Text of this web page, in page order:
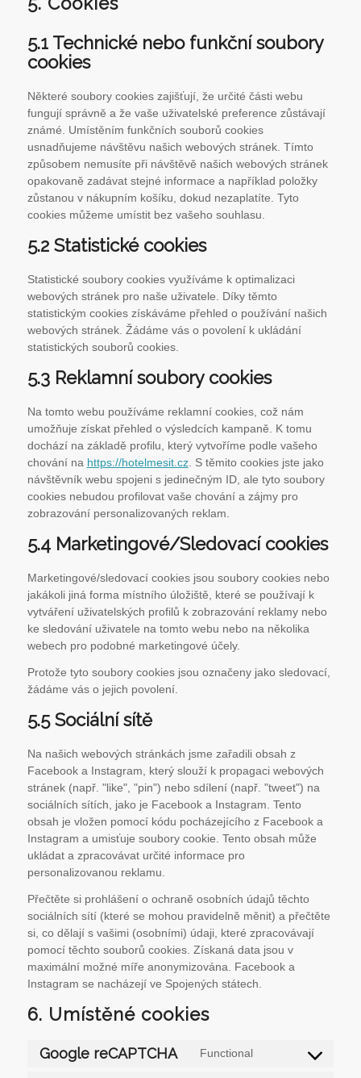
5.1 Technické nebo funkční soubory
cookies
Některé soubory cookies zajišťují, že určité části webu
fungují správně a že vaše uživatelské preference zůstávají
známé. Umístěním funkčních souborů cookies
usnadňujeme návštěvu našich webových stránek. Tímto
způsobem nemusíte při návštěvě našich webových stránek
opakovaně zadávat stejné informace a například položky
zůstanou v nákupním košíku, dokud nezaplatíte. Tyto
cookies můžeme umístit bez vašeho souhlasu.
5.2 Statistické cookies
Statistické soubory cookies využíváme k optimalizaci
webových stránek pro naše uživatele. Díky těmto
statistickým cookies získáváme přehled o používání našich
webových stránek. Žádáme vás o povolení k ukládání
statistických souborů cookies.
5.3 Reklamní soubory cookies
Na tomto webu používáme reklamní cookies, což nám
umožňuje získat přehled o výsledcích kampaně. K tomu
dochází na základě profilu, který vytvoříme podle vašeho
chování na https://hotelmesit.cz. S těmito cookies jste jako
návštěvník webu spojeni s jedinečným ID, ale tyto soubory
cookies nebudou profilovat vaše chování a zájmy pro
zobrazování personalizovaných reklam.
5.4 Marketingové/Sledovací cookies
Marketingové/sledovací cookies jsou soubory cookies nebo
jakákoli jiná forma místního úložiště, které se používají k
vytváření uživatelských profilů k zobrazování reklamy nebo
ke sledování uživatele na tomto webu nebo na několika
webech pro podobné marketingové účely.
Protože tyto soubory cookies jsou označeny jako sledovací,
žádáme vás o jejich povolení.
5.5 Sociální sítě
Na našich webových stránkách jsme zařadili obsah z
Facebook a Instagram, který slouží k propagaci webových
stránek (např. "like", "pin") nebo sdílení (např. "tweet") na
sociálních sítích, jako je Facebook a Instagram. Tento
obsah je vložen pomocí kódu pocházejícího z Facebook a
Instagram a umisťuje soubory cookie. Tento obsah může
ukládat a zpracovávat určité informace pro
personalizovanou reklamu.
Přečtěte si prohlášení o ochraně osobních údajů těchto
sociálních sítí (které se mohou pravidelně měnit) a přečtěte
si, co dělají s vašimi (osobními) údaji, které zpracovávají
pomocí těchto souborů cookies. Získaná data jsou v
maximální možné míře anonymizována. Facebook a
Instagram se nacházejí ve Spojených státech.
6. Umístěné cookies
Google reCAPTCHA Functional